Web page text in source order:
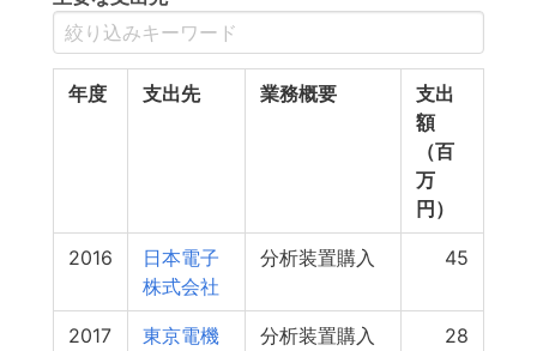
年度 支出先 業務概要
支出
額
（百
万
円）
2016
日本電子
株式会社
分析装置購入 45
2017
東京電機
分析装置購入 28